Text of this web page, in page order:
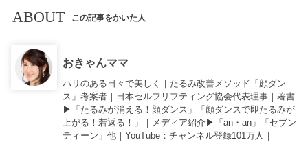
ABOUT この記事をかいた人
おきゃんママ
ハリのある日々で美しく｜たるみ改善メソッド「顔ダン
ス」考案者｜日本セルフリフティング協会代表理事｜著書
▶︎「たるみが消える！顔ダンス 」「顔ダンスで即たるみが
上がる！若返る！ 」｜メディア紹介▶︎「an・an」「セブン
ティーン」他｜YouTube ：チャンネル登録101万人｜